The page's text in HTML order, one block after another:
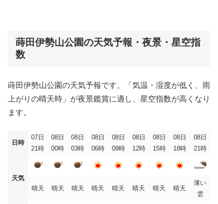
蒔田伊勢山公園の天気予報・夜景・星空指
数
蒔田伊勢山公園の天気予報です。「気温・湿度が低く、雨
上がりの晴天時」が夜景鑑賞に適し、星空指数が高くなり
ます。
日時
07日
21時
08日
00時
08日
03時
08日
06時
08日
09時
08日
12時
08日
15時
08日
18時
08日
21時
天気
晴天
晴天 晴天 晴天 晴天 晴天 晴天 晴天
薄い
雲